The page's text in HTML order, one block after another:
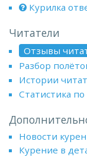
Курилка
Читатели
Отзывы
Разбор
Истории
Статистика
Новости
Курение в